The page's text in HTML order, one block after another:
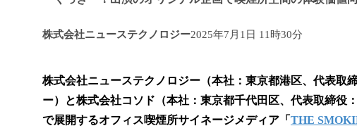
株式会社ニューステクノロジー2025年7月1日 11時30分
株式会社ニューステクノロジー（本社：東京都港区、代表取
ー）と株式会社コソド（本社：東京都千代田区、代表取締役
で展開するオフィス喫煙所サイネージメディア「 THE